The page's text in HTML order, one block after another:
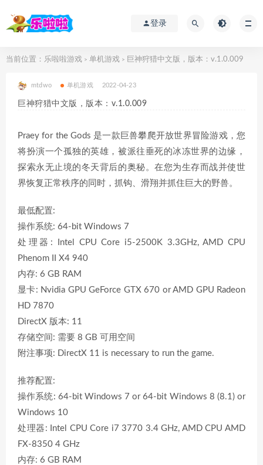
登录
当前位置： 乐啦啦游戏 > 单机游戏 > 巨神狩猎中文版，版本：v.1.0.009
mtdwo 单机游戏 2022-04-23
巨神狩猎中文版，版本：v.1.0.009
Praey for the Gods 是一款巨兽攀爬开放世界冒险游戏，您
将扮演一个孤独的英雄，被派往垂死的冰冻世界的边缘，
探索永无止境的冬天背后的奥秘。在您为生存而战并使世
界恢复正常秩序的同时，抓钩、滑翔并抓住巨大的野兽。
最低配置:
操作系统: 64-bit Windows 7
处理器: Intel CPU Core i5-2500K 3.3GHz, AMD CPU
Phenom II X4 940
内存: 6 GB RAM
显卡: Nvidia GPU GeForce GTX 670 or AMD GPU Radeon
HD 7870
DirectX 版本: 11
存储空间: 需要 8 GB 可用空间
附注事项: DirectX 11 is necessary to run the game.
推荐配置:
操作系统: 64-bit Windows 7 or 64-bit Windows 8 (8.1) or
Windows 10
处理器: Intel CPU Core i7 3770 3.4 GHz, AMD CPU AMD
FX-8350 4 GHz
内存: 6 GB RAM